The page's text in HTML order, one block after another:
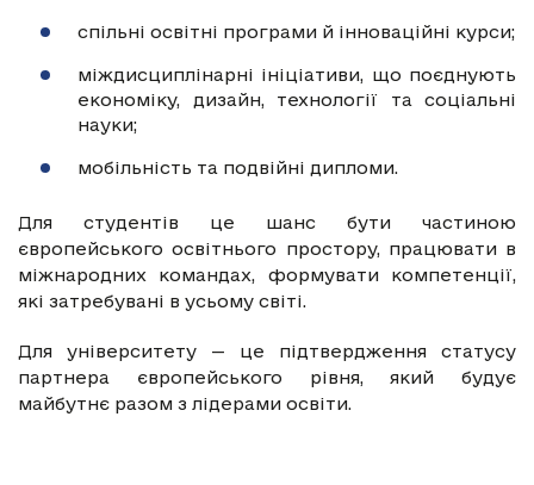
спільні освітні програми й інноваційні курси;
міждисциплінарні ініціативи, що поєднують
економіку, дизайн, технології та соціальні
науки;
мобільність та подвійні дипломи.
Для студентів це шанс бути частиною
європейського освітнього простору, працювати в
міжнародних командах, формувати компетенції,
які затребувані в усьому світі.
Для університету — це підтвердження статусу
партнера європейського рівня, який будує
майбутнє разом з лідерами освіти.